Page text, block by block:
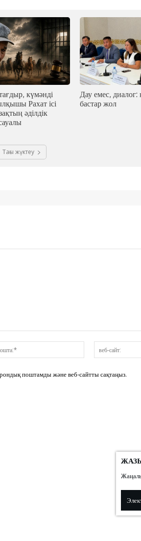
күмәнді
Рахат ісі
әділдік
Дау емес, диалог:
бастар жол
Тағы жүктеу
электрондық
пошта:*
поштамды және веб-сайтты сақтаңыз.